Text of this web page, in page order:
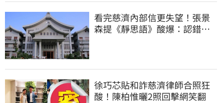
看完慈濟內部信更失望！張景
森提《靜思語》酸爆：認錯有
徐巧芯貼和詐慈濟律師合照狂
酸！陳柏惟曬2照回擊網笑翻